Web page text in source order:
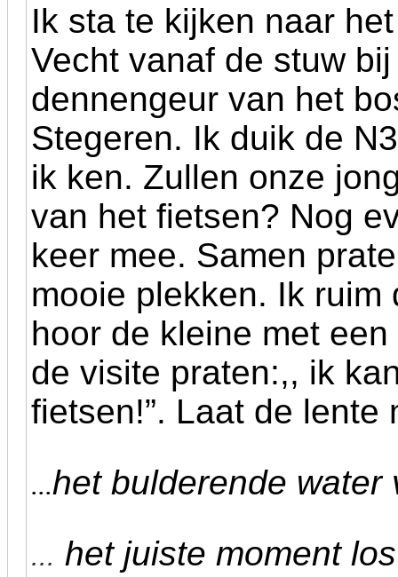
Ik sta te kijken naar
Vecht vanaf de stuw
dennengeur van het
Stegeren. Ik duik de
ik ken. Zullen onze
van het fietsen? Nog
keer mee. Samen
mooie plekken. Ik
hoor de kleine met
de visite praten:,, ik
fietsen!”. Laat de
...het bulderende
... het juiste moment